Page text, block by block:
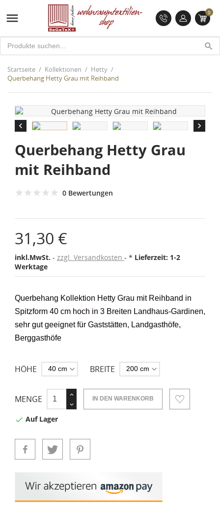
 0
search
Startseite Kollektionen
Hetty
Querbehang Hetty Grau mit Reihband
 
Querbehang Hetty Grau
mit Reihband
0 Bewertungen
31,30 €
inkl.MwSt. zzgl. Versandkosten * Lieferzeit: 1-2
Werktage
Querbehang Kollektion Hetty Grau mit Reihband in
Spitzform 40 cm hoch in 3 Breiten Landhaus-Gardinen,
sehr gut geeignet für Gaststätten, Landgasthöfe,
Berggasthöfe
HÖHE BREITE
MENGE IN DEN WARENKORB
 Auf Lager